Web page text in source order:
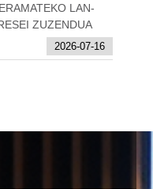
LAN-
ZUZENDUA
2026-07-16